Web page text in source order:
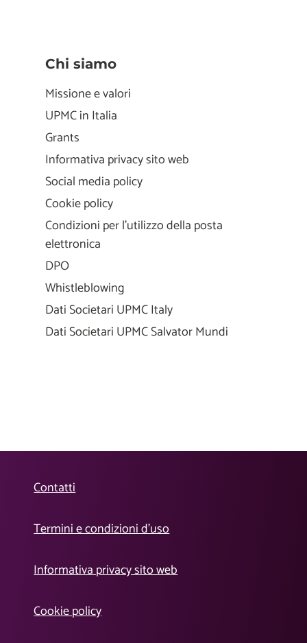
Chi siamo
Missione e valori
UPMC in Italia
Grants
Informativa privacy sito web
Social media policy
Cookie policy
Condizioni per l'utilizzo della posta
elettronica
DPO
Whistleblowing
Dati Societari UPMC Italy
Dati Societari UPMC Salvator Mundi
Contatti
Termini e condizioni d’uso
Informativa privacy sito web
Cookie policy